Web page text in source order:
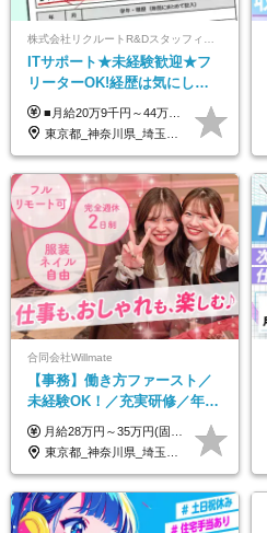
ITサポート★未経験歓迎★フ
リーターOK!経歴は気にしな
くて大丈夫★超大手リクルー
トグループの正社員/sg
■月給20万9千円～44万円 ※経験・能力・前給を考慮の上、決定いたします ※時間外手当100％支給 ※派遣就業先が変更となる場合には、就業規則、労使協定等に基づき賃金が変更となる可能性があります 「とにかく私生活重視」「残業があっても稼ぎたい」といった希望も配属の際に考慮します。 ＜手当＞ ■職務担当手当 ■通勤手当（上限月3万円） ■残業手当（全額支給） ■住宅手当（5割を会社負担／就業規則に定めるところによる） ■扶養手当 ■別居手当 ■資格試験受講料補助（資格ごとに社内規定により決定） ■資格取得奨励金 （資格により2万円～20万円の祝金支給） ◎一例 ・基本情報技術者（5万円） ・プロジェクトマネージャー試験（10万円） ・応用情報技術者試験（10万円） ・ITストラテジスト試験（10万円） ・エンベデッドシステムスペシャリスト試験（10万円） ・ディジタル技術検定（情報1級：10万円、制御1級：10万円、情報2級、制御2級：5万円 ・TOEIC（R）テスト（600～729点：5万円、 730～799点：10万円、800点以上：15万円） など
東京都_神奈川県_埼玉県_千葉県_大阪府_愛知県_青森県_岩手県_宮城県_秋田県_山形県_福島県_茨城県_栃木県_群馬県_山梨県_長野県_福井県_静岡県_岐阜県_三重県_兵庫県_京都府_滋賀県_奈良県_広島県_岡山県_山口県_香川県_福岡県_熊本県_佐賀県_長崎県_大分県_宮崎県_鹿児島県
合同会社Willmate
【事務】働き方ファースト／
未経験OK！／充実研修／年休
127日～／残業なし／平均20代
／リモートOK
月給28万円～35万円(固定残業代含む)+インセンティブ＋各種手当 ※経験・能力等を考慮の上、決定します。 ※残業はほとんどありませんが、発生した場合は時間外手当を100％支給します。 【固定残業代について】 なし（残業代は、実際の労働時間に応じて別途全額支給）
東京都_神奈川県_埼玉県_千葉県_大阪府_愛知県_北海道_青森県_岩手県_宮城県_秋田県_山形県_福島県_茨城県_栃木県_群馬県_新潟県_山梨県_長野県_富山県_石川県_福井県_静岡県_岐阜県_三重県_兵庫県_京都府_滋賀県_奈良県_和歌山県_広島県_岡山県_鳥取県_島根県_山口県_徳島県_香川県_愛媛県_高知県_福岡県_熊本県_佐賀県_長崎県_大分県_宮崎県_鹿児島県_沖縄県_海外